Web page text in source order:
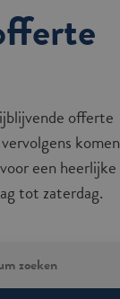
offerte
komen
een heerlijke
tot zaterdag.
zoeken